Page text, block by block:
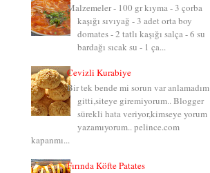
Malzemeler - 100 gr kıyma - 3 çorba
kaşığı sıvıyağ - 3 adet orta boy
domates - 2 tatlı kaşığı salça - 6 su
bardağı sıcak su - 1 ça...
Cevizli Kurabiye
Bir tek bende mi sorun var anlamadım
gitti,siteye giremiyorum.. Blogger
sürekli hata veriyor,kimseye yorum
yazamıyorum.. pelince.com
kapanmı...
Fırında Köfte Patates